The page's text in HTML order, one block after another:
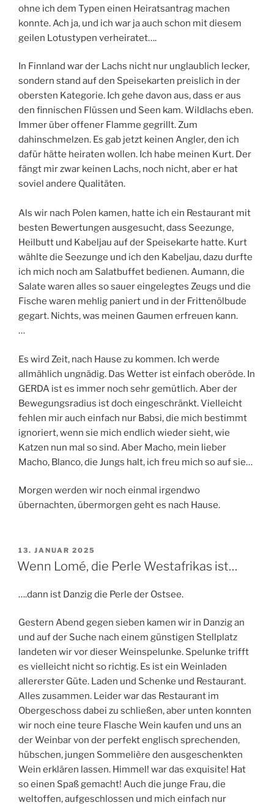
ohne ich dem Typen einen Heiratsantrag machen
konnte. Ach ja, und ich war ja auch schon mit diesem
geilen Lotustypen verheiratet….
In Finnland war der Lachs nicht nur unglaublich lecker,
sondern stand auf den Speisekarten preislich in der
obersten Kategorie. Ich gehe davon aus, dass er aus
den finnischen Flüssen und Seen kam. Wildlachs eben.
Immer über offener Flamme gegrillt. Zum
dahinschmelzen. Es gab jetzt keinen Angler, den ich
dafür hätte heiraten wollen. Ich habe meinen Kurt. Der
fängt mir zwar keinen Lachs, noch nicht, aber er hat
soviel andere Qualitäten.
Als wir nach Polen kamen, hatte ich ein Restaurant mit
besten Bewertungen ausgesucht, dass Seezunge,
Heilbutt und Kabeljau auf der Speisekarte hatte. Kurt
wählte die Seezunge und ich den Kabeljau, dazu durfte
ich mich noch am Salatbuffet bedienen. Aumann, die
Salate waren alles so sauer eingelegtes Zeugs und die
Fische waren mehlig paniert und in der Frittenölbude
gegart. Nichts, was meinen Gaumen erfreuen kann.
…
Es wird Zeit, nach Hause zu kommen. Ich werde
allmählich ungnädig. Das Wetter ist einfach oberöde. In
GERDA ist es immer noch sehr gemütlich. Aber der
Bewegungsradius ist doch eingeschränkt. Vielleicht
fehlen mir auch einfach nur Babsi, die mich bestimmt
ignoriert, wenn sie mich endlich wieder sieht, wie
Katzen nun mal so sind. Aber Macho, mein lieber
Macho, Blanco, die Jungs halt, ich freu mich so auf sie…
Morgen werden wir noch einmal irgendwo
übernachten, übermorgen geht es nach Hause.
VERÖFFENTLICHT
AM
13. JANUAR 2025
Wenn Lomé, die Perle Westafrikas ist…
….dann ist Danzig die Perle der Ostsee.
Gestern Abend gegen sieben kamen wir in Danzig an
und auf der Suche nach einem günstigen Stellplatz
landeten wir vor dieser Weinspelunke. Spelunke trifft
es vielleicht nicht so richtig. Es ist ein Weinladen
allererster Güte. Laden und Schenke und Restaurant.
Alles zusammen. Leider war das Restaurant im
Obergeschoss dabei zu schließen, aber unten konnten
wir noch eine teure Flasche Wein kaufen und uns an
der Weinbar von der perfekt englisch sprechenden,
hübschen, jungen Sommelière den ausgeschenkten
Wein erklären lassen. Himmel! war das exquisite! Hat
so einen Spaß gemacht! Auch die junge Frau, die
weltoffen, aufgeschlossen und mich einfach nur